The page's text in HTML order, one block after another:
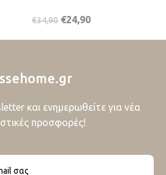
€34,90 €24,90
και ενημερωθείτε για νέα
προσφορές!